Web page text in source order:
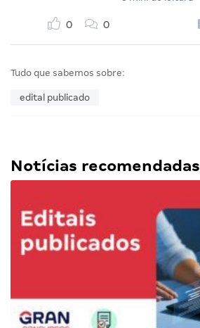
0 0
Tudo que sabemos sobre:
edital publicado
Notícias recomendadas